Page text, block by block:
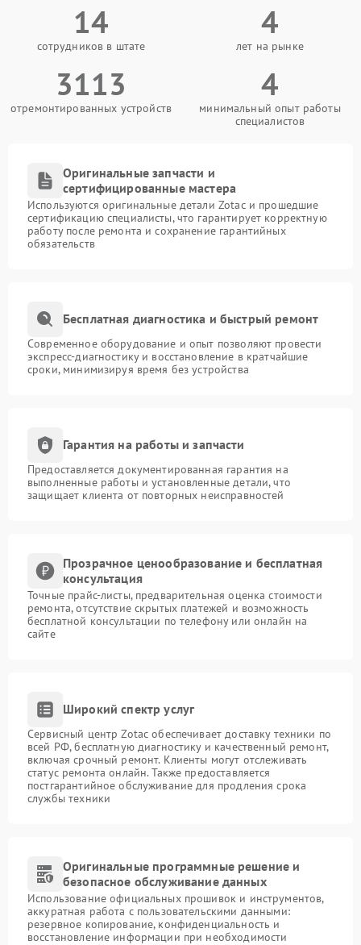
14
сотрудников в штате
4
лет на рынке
3113
отремонтированных устройств
4
минимальный опыт работы
специалистов
Оригинальные запчасти и
сертифицированные мастера
Используются оригинальные детали Zotac и прошедшие
сертификацию специалисты, что гарантирует корректную
работу после ремонта и сохранение гарантийных
обязательств
Бесплатная диагностика и быстрый ремонт
Современное оборудование и опыт позволяют провести
экспресс-диагностику и восстановление в кратчайшие
сроки, минимизируя время без устройства
Гарантия на работы и запчасти
Предоставляется документированная гарантия на
выполненные работы и установленные детали, что
защищает клиента от повторных неисправностей
Прозрачное ценообразование и бесплатная
консультация
Точные прайс-листы, предварительная оценка стоимости
ремонта, отсутствие скрытых платежей и возможность
бесплатной консультации по телефону или онлайн на
сайте
Широкий спектр услуг
Сервисный центр Zotac обеспечивает доставку техники по
всей РФ, бесплатную диагностику и качественный ремонт,
включая срочный ремонт. Клиенты могут отслеживать
статус ремонта онлайн. Также предоставляется
постгарантийное обслуживание для продления срока
службы техники
Оригинальные программные решение и
безопасное обслуживание данных
Использование официальных прошивок и инструментов,
аккуратная работа с пользовательскими данными:
резервное копирование, конфиденциальность и
восстановление информации при необходимости